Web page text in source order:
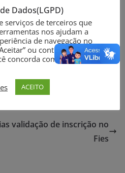
Brasil
Sociais
marcação de perícia
validação de inscrição no
Fies
Dados(LGPD)
serviços de terceiros que
nos ajudam a
de navegação no
ou continuar a
concorda com o uso de
ACEITO